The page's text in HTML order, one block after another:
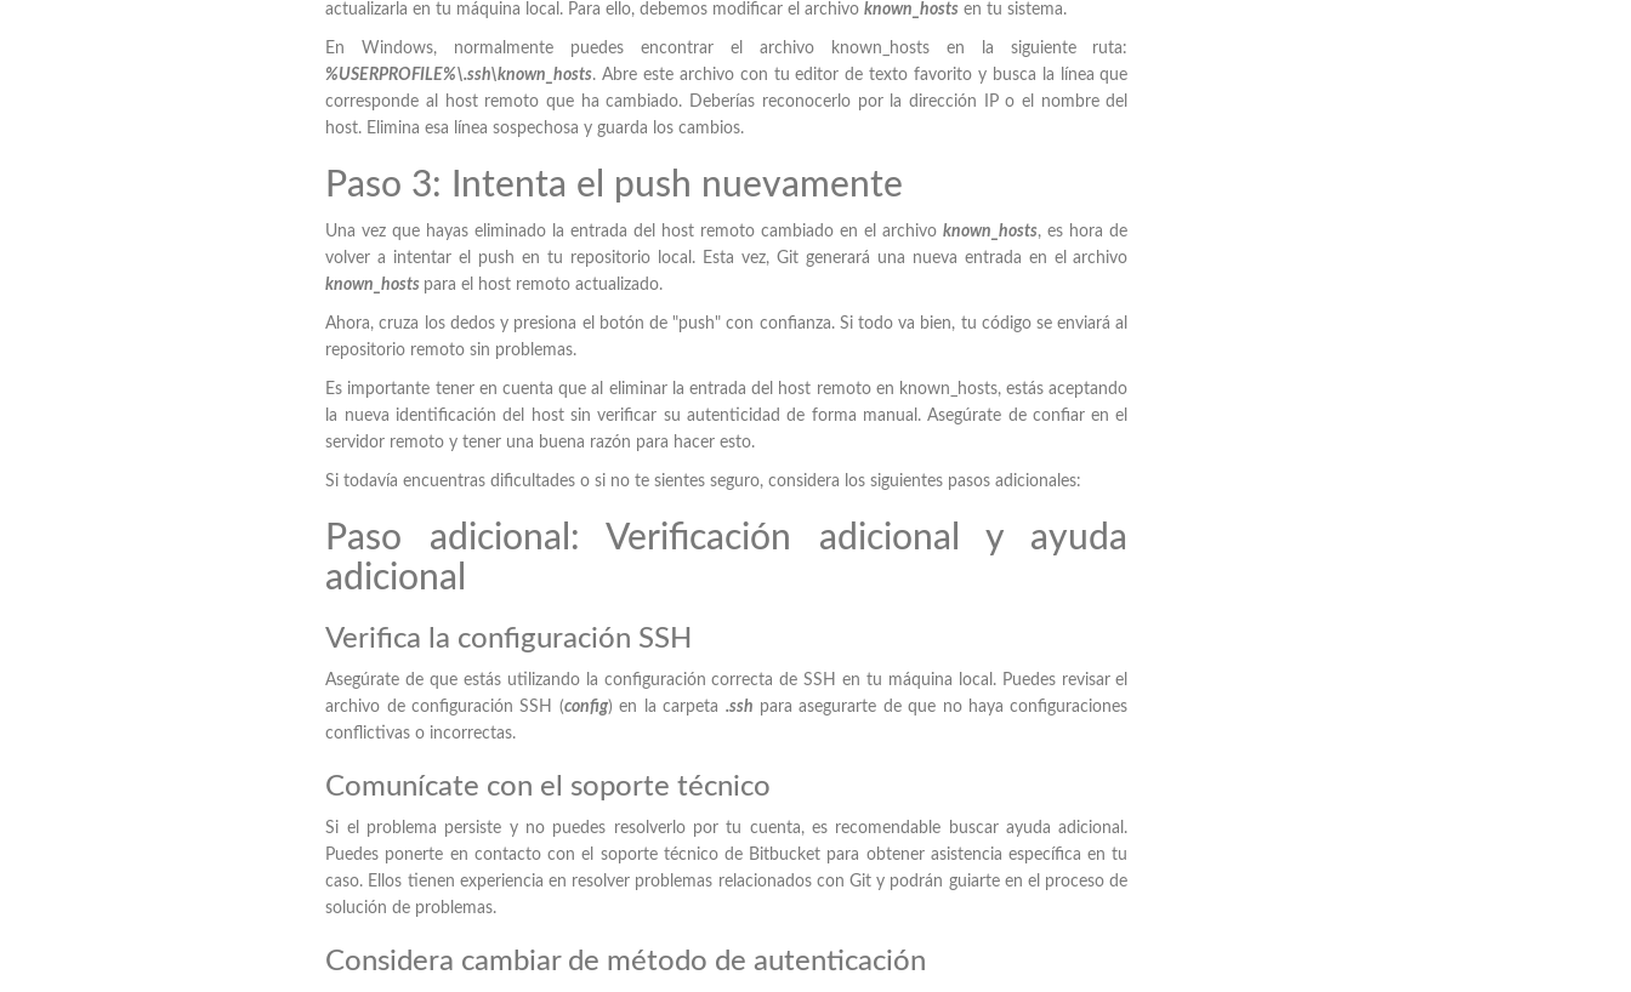
actualizarla en tu máquina local. Para ello, debemos modificar el archivoknown_hosts en tu sistema.
En Windows, normalmente puedes encontrar el archivo known_hosts en la siguiente ruta:
%USERPROFILE%\.ssh\known_hosts. Abre este archivo con tu editor de texto favorito y busca la línea que
corresponde al host remoto que ha cambiado. Deberías reconocerlo por la dirección IP o el nombre del
host. Elimina esa línea sospechosa y guarda los cambios.
Paso 3: Intenta el push nuevamente
Una vez que hayas eliminado la entrada del host remoto cambiado en el archivoknown_hosts, es hora de
volver a intentar el push en tu repositorio local. Esta vez, Git generará una nueva entrada en el archivo
known_hosts para el host remoto actualizado.
Ahora, cruza los dedos y presiona el botón de "push" con confianza. Si todo va bien, tu código se enviará al
repositorio remoto sin problemas.
Es importante tener en cuenta que al eliminar la entrada del host remoto en known_hosts, estás aceptando
la nueva identificación del host sin verificar su autenticidad de forma manual. Asegúrate de confiar en el
servidor remoto y tener una buena razón para hacer esto.
Si todavía encuentras dificultades o si no te sientes seguro, considera los siguientes pasos adicionales:
Paso adicional: Verificación adicional y ayuda
adicional
Verifica la configuración SSH
Asegúrate de que estás utilizando la configuración correcta de SSH en tu máquina local. Puedes revisar el
archivo de configuración SSH (config) en la carpeta .ssh para asegurarte de que no haya configuraciones
conflictivas o incorrectas.
Comunícate con el soporte técnico
Si el problema persiste y no puedes resolverlo por tu cuenta, es recomendable buscar ayuda adicional.
Puedes ponerte en contacto con el soporte técnico de Bitbucket para obtener asistencia específica en tu
caso. Ellos tienen experiencia en resolver problemas relacionados con Git y podrán guiarte en el proceso de
solución de problemas.
Considera cambiar de método de autenticación